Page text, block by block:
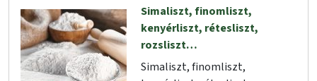
Simaliszt, finomliszt,
kenyérliszt, rétesliszt,
rozsliszt…
Simaliszt, finomliszt,